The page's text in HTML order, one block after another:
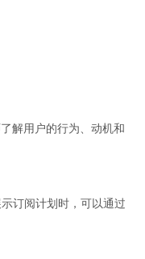
解用户的行为、动机和
订阅计划时，可以通过